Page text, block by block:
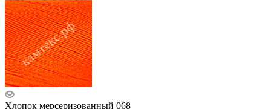
Хлопок мерсеризованный 068